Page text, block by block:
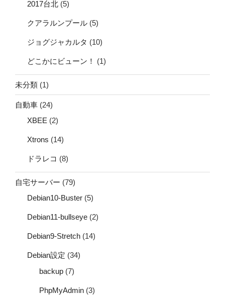
2017台北 (5)
クアラルンプール (5)
ジョグジャカルタ (10)
どこかにビューン！ (1)
未分類 (1)
自動車 (24)
XBEE (2)
Xtrons (14)
ドラレコ (8)
自宅サーバー (79)
Debian10-Buster (5)
Debian11-bullseye (2)
Debian9-Stretch (14)
Debian設定 (34)
backup (7)
PhpMyAdmin (3)